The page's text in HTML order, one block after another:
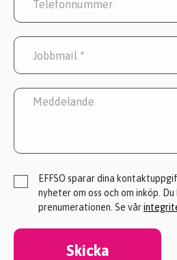
EFFSO sparar dina
nyheter om oss och om inköp.
prenumerationen. Se vår
Skicka